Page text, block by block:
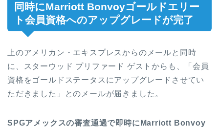
同時にMarriott Bonvoyゴールドエリー
ト会員資格へのアップグレードが完了​
上のアメリカン・エキスプレスからのメールと同時
に、スターウッド プリファード ゲストからも、「会員
資格をゴールドステータスにアップグレードさせてい
ただきました」とのメールが届きました。
SPGアメックスの審査通過で即時にMarriott Bonvoy